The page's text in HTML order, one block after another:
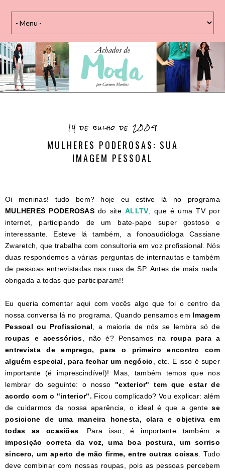
14 de julho de 2009
MULHERES PODEROSAS: SUA
IMAGEM PESSOAL
Oi meninas! tudo bem? hoje eu estive lá no programa
MULHERES PODEROSASdo siteALLTV , que é uma TV por
internet, participando de um bate-papo super gostoso e
interessante. Esteve lá também, a fonoaudióloga Cassiane
Zwaretch, que trabalha com consultoria em voz profissional. Nós
duas respondemos a várias perguntas de internautas e também
de pessoas entrevistadas nas ruas de SP. Antes de mais nada:
obrigada a todas que participaram!!
Eu queria comentar aqui com vocês algo que foi o centro da
nossa conversa lá no programa. Quando pensamos em Imagem
Pessoal ou Profissional , a maioria de nós se lembra só de
roupas e acessórios , não é? Pensamos na roupa para a
entrevista de emprego, para o primeiro encontro com
alguém especial, para fechar um negócio , etc. E isso é super
importante (é imprescindível)! Mas, também temos que nos
lembrar do seguinte: o nosso "exterior" tem que estar de
acordo com o "interior". Ficou complicado? Vou explicar: além
de cuidarmos da nossa aparência, o ideal é que a gentese
posicione de uma maneira honesta, clara e objetiva em
todas as ocasiões . Para isso, é importante também a
imposição correta da voz, uma boa postura, um sorriso
sincero, um aperto de mão firme, entre outras coisas . Tudo
deve combinar com nossas roupas, pois as pessoas percebem